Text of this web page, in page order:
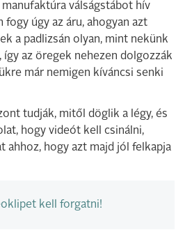
válságstábot hív
úgy az áru, ahogyan azt
a padlizsán olyan, mint nekünk
így az öregek nehezen dolgozzák
már nemigen kíváncsi senki
tudják, mitől döglik a légy, és
hogy videót kell csinálni,
ahhoz, hogy azt majd jól felkapja
kell forgatni!